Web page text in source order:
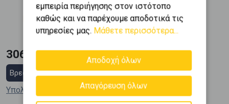
Κατασκευή
1975
306.000 €
Βρες στεγαστικό δάνειο
Υπολόγισε τη δόση μου
εμπειρία περιήγησης στον ιστότοπο
καθώς και να παρέχουμε αποδοτικά τις
υπηρεσίες μας. Μάθετε περισσότερα...
Αποδοχή όλων
Απαγόρευση όλων